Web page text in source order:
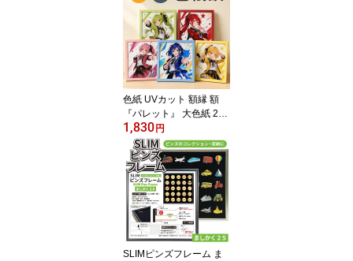
色紙 UVカット 額縁 額
『パレット』 大色紙 273
×242mm 色紙額 フレー
ム カラフル サイン イラ
スト ディスプレイ 推し
活 ピンク 青 黄色 緑 赤
1,830 円
SLIMピンズフレーム ま